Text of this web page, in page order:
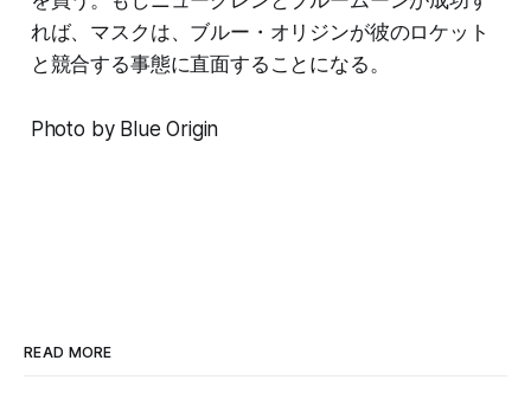
れば、マスクは、ブルー・オリジンが彼のロケット
と競合する事態に直面することになる。
Photo by Blue Origin
READ MORE